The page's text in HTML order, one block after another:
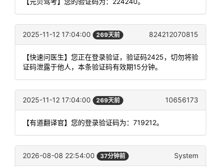
2025-11-12 17:04:00 269天前 824212070815
【快速问医生】您正在登录验证，验证码2425，切勿将验
证码泄露于他人，本条验证码有效期15分钟。
2025-11-12 17:04:00 269天前 10656173
【有道翻译官】您的登录验证码为：719212。
2026-08-08 22:54:00 37分钟前 System